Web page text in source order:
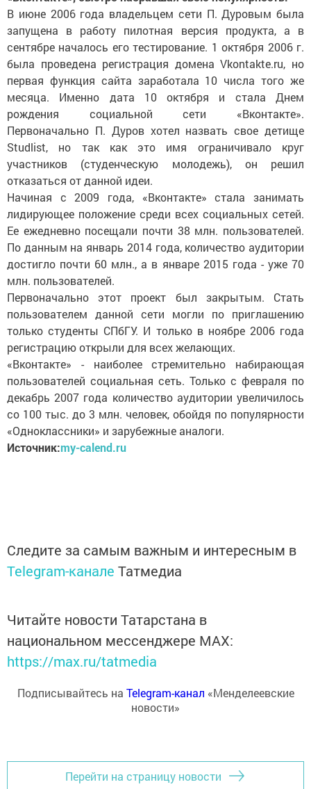
В июне 2006 года владельцем сети П. Дуровым была
запущена в работу пилотная версия продукта, а в
сентябре началось его тестирование. 1 октября 2006 г.
была проведена регистрация домена Vkontakte.ru, но
первая функция сайта заработала 10 числа того же
месяца. Именно дата 10 октября и стала Днем
рождения социальной сети «Вконтакте».
Первоначально П. Дуров хотел назвать свое детище
Studlist, но так как это имя ограничивало круг
участников (студенческую молодежь), он решил
отказаться от данной идеи.
Начиная с 2009 года, «Вконтакте» стала занимать
лидирующее положение среди всех социальных сетей.
Ее ежедневно посещали почти 38 млн. пользователей.
По данным на январь 2014 года, количество аудитории
достигло почти 60 млн., а в январе 2015 года - уже 70
млн. пользователей.
Первоначально этот проект был закрытым. Стать
пользователем данной сети могли по приглашению
только студенты СПбГУ. И только в ноябре 2006 года
регистрацию открыли для всех желающих.
«Вконтакте» - наиболее стремительно набирающая
пользователей социальная сеть. Только с февраля по
декабрь 2007 года количество аудитории увеличилось
со 100 тыс. до 3 млн. человек, обойдя по популярности
«Одноклассники» и зарубежные аналоги.
Источник:my-calend.ru
Следите за самым важным и интересным в
Telegram-канале Татмедиа
Читайте новости Татарстана в
национальном мессенджере MАХ:
https://max.ru/tatmedia
Подписывайтесь на Telegram-канал «Менделеевские
новости»
Перейти на страницу новости